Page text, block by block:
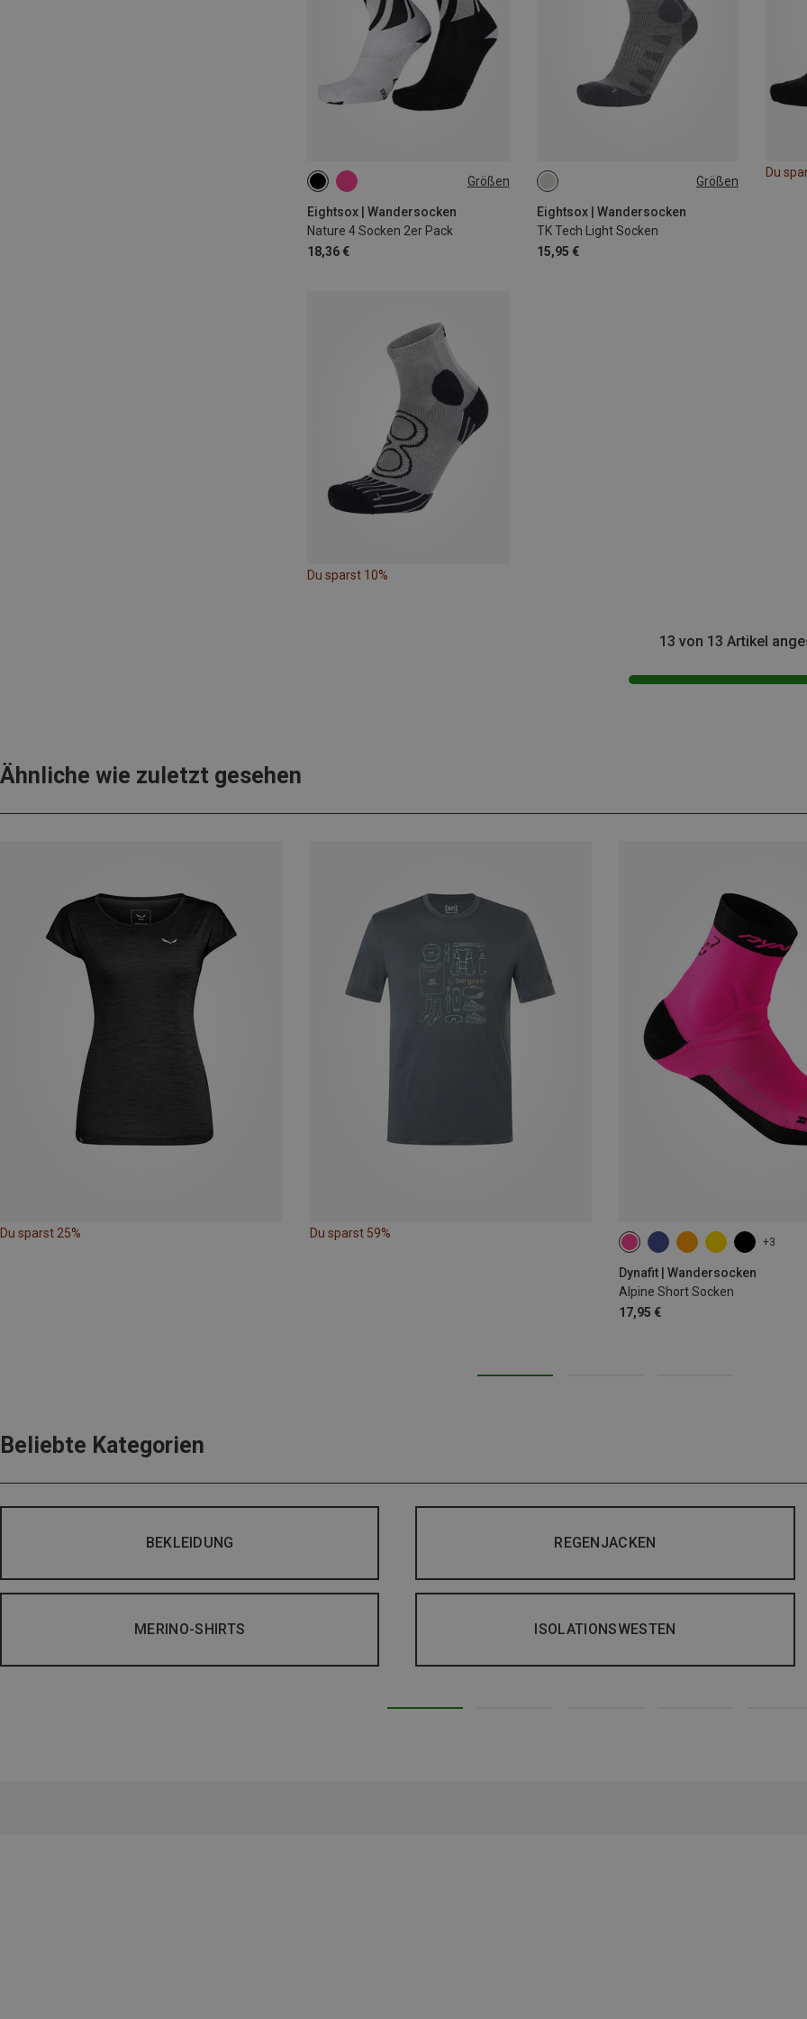
Größen
Eightsox | Wandersocken
Nature 4 Socken 2er Pack
18,36 €
35|36|37|38
42|43|44
45|46|47
Größen
Eightsox | Wandersocken
TK Tech Light Socken
15,95 €
35|36|37|38
Du
Du sparst 10%
13 von 13 Artikel
Ähnliche wie zuletzt gesehen
Du sparst 25% Du sparst 59%
+3
Dynafit | Wandersocken
Alpine Short Socken
17,95 €
35|36|37|38 39|40|41|42
Beliebte Kategorien
BEKLEIDUNG REGENJACKEN
MERINO-SHIRTS ISOLATIONSWESTEN